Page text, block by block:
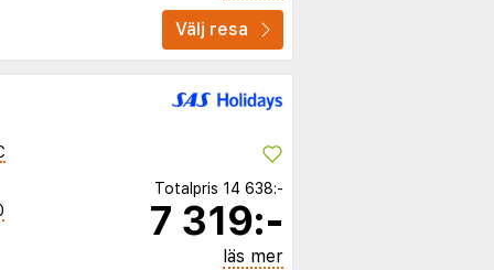
Välj resa
Totalpris 14 638:-
7 319:-
läs mer